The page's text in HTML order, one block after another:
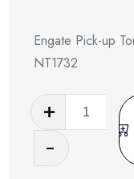
Engate Pick-up
NT1732
Engate
Pick-